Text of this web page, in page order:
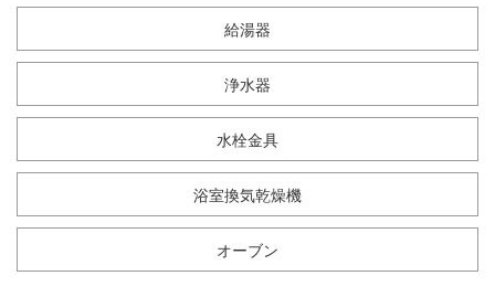
給湯器
浄水器
水栓金具
浴室換気乾燥機
オーブン